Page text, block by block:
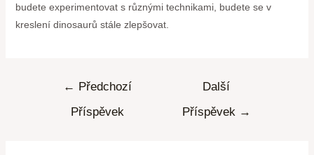
budete experimentovat s různými technikami, budete se v
kreslení dinosaurů stále zlepšovat.
← Předchozí
Příspěvek
Další
Příspěvek →